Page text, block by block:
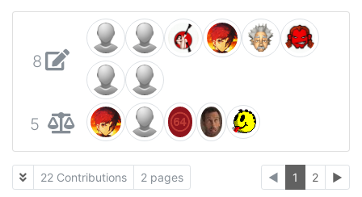
8
5
22 Contributions 2 pages ◄ 1 2 ►